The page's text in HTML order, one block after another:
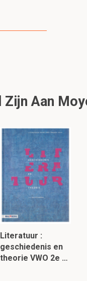
Aan
Literatuur :
geschiedenis en
theorie VWO 2e …